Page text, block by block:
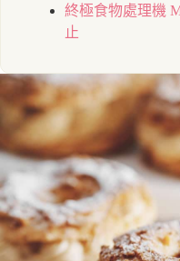
終極食物處理機
止